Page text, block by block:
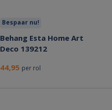
Bespaar nu!
Behang Esta Home Art
Deco 139212
44,95 per rol